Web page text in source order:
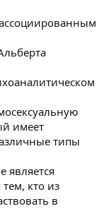
are there
really of a
which have caused
of anxieties and
occasions
fact the
designed
why homosexual
those people
имеет
типы
является
кто из
в